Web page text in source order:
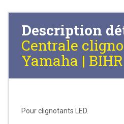
Description
Centrale
Yamaha | BIHR
Pour clignotants LED